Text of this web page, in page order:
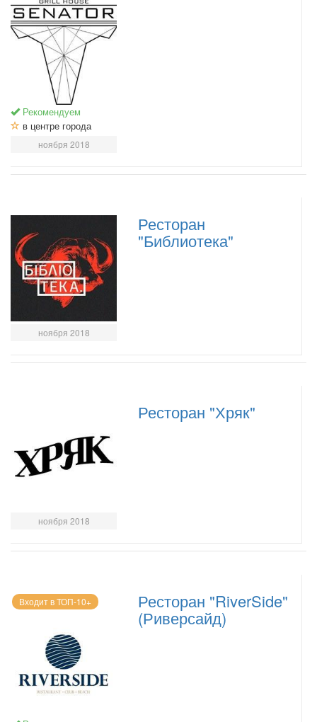
Рекомендуем
в центре города
ноября 2018
ноября 2018
Ресторан
"Библиотека"
ноября 2018
Ресторан "Хряк"
Входит в ТОП-10+ Ресторан "RiverSide"
(Риверсайд)